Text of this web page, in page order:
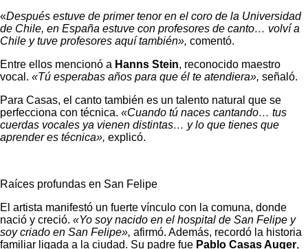
«Después estuve de primer tenor en el coro de la Universidad
de Chile, en España estuve con profesores de canto… volví a
Chile y tuve profesores aquí también», comentó.
Entre ellos mencionó a Hanns Stein, reconocido maestro
vocal. «Tú esperabas años para que él te atendiera», señaló.
Para Casas, el canto también es un talento natural que se
perfecciona con técnica. «Cuando tú naces cantando… tus
cuerdas vocales ya vienen distintas… y lo que tienes que
aprender es técnica», explicó.
Raíces profundas en San Felipe
El artista manifestó un fuerte vínculo con la comuna, donde
nació y creció. «Yo soy nacido en el hospital de San Felipe y
soy criado en San Felipe», afirmó. Además, recordó la historia
familiar ligada a la ciudad. Su padre fue Pablo Casas Auger,